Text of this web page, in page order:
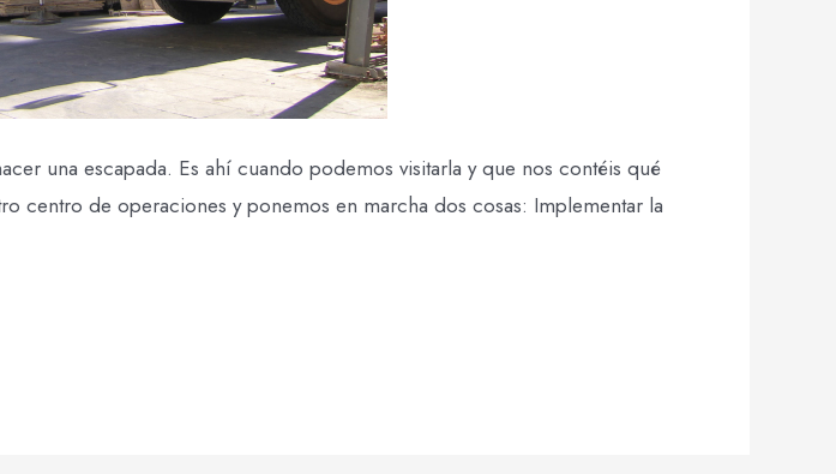
una escapada. Es ahí cuando podemos visitarla y que nos contéis qué
centro de operaciones y ponemos en marcha dos cosas: Implementar la